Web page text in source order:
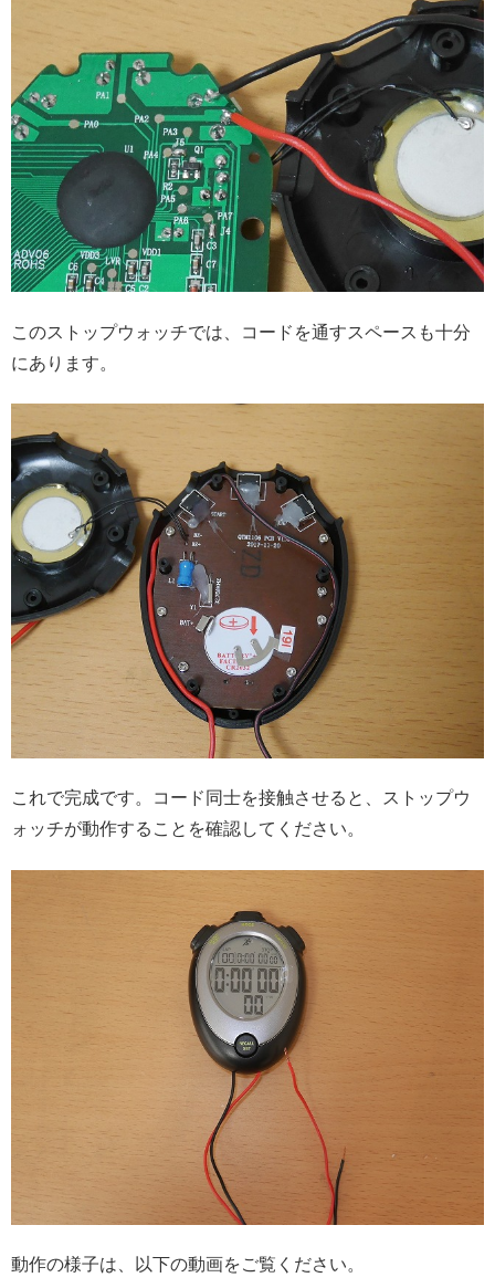
このストップウォッチでは、コードを通すスペースも十分
にあります。
これで完成です。コード同士を接触させると、ストップウ
ォッチが動作することを確認してください。
動作の様子は、以下の動画をご覧ください。